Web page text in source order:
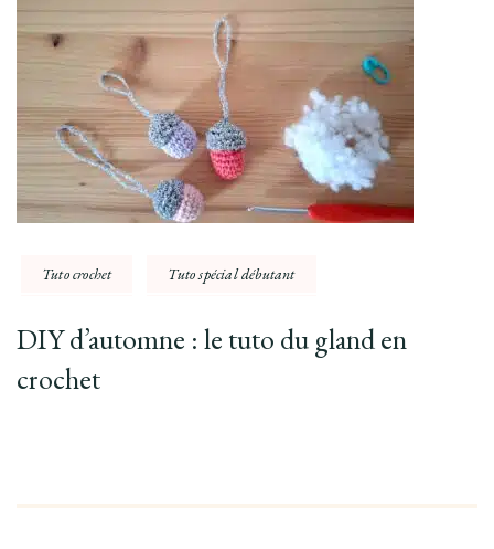
Tuto crochet Tuto spécial débutant
DIY d’automne : le tuto du gland en
crochet